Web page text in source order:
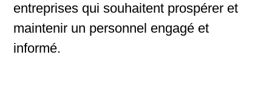
entreprises qui souhaitent prospérer et
maintenir un personnel engagé et
informé.